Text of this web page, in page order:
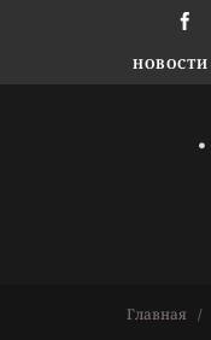
НОВОСТИ
Главная